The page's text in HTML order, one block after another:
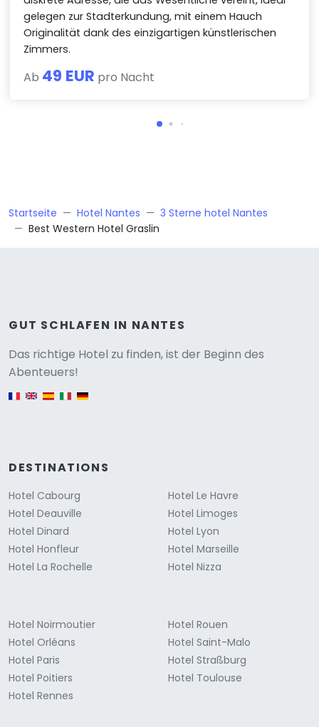
gelegen zur Stadterkundung, mit einem Hauch
Originalität dank des einzigartigen künstlerischen
Zimmers.
Ab 49 EUR pro Nacht
Startseite Hotel Nantes
3 Sterne hotel Nantes
Best Western Hotel Graslin
GUT SCHLAFEN IN NANTES
Das richtige Hotel zu finden, ist der Beginn des
Abenteuers!
English version
DESTINATIONS
Hotel Cabourg
Hotel Deauville
Hotel Dinard
Hotel Honfleur
Hotel La Rochelle
Hotel Le Havre
Hotel Limoges
Hotel Lyon
Hotel Marseille
Hotel Nizza
Hotel Noirmoutier
Hotel Orléans
Hotel Paris
Hotel Poitiers
Hotel Rennes
Hotel Rouen
Hotel Saint-Malo
Hotel Straßburg
Hotel Toulouse